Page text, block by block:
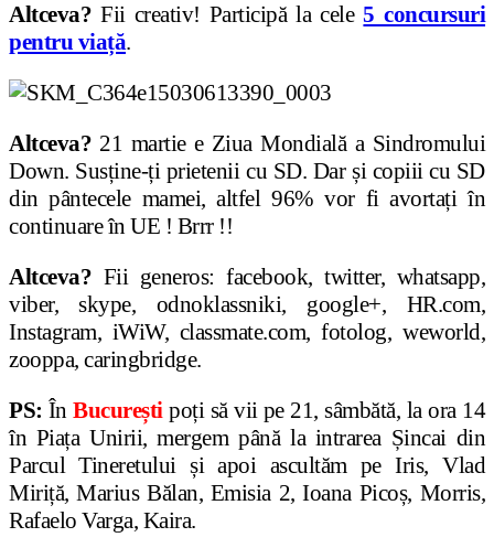
Altceva? Fii creativ! Participă la cele5 concursuri
pentru viață.
Altceva? 21 martie e Ziua Mondială a Sindromului
Down. Susține-ți prietenii cu SD. Dar și copiii cu SD
din pântecele mamei, altfel 96% vor fi avortați în
continuare în UE ! Brrr !!
Altceva? Fii generos: facebook, twitter, whatsapp,
viber, skype, odnoklassniki, google+, HR.com,
Instagram, iWiW, classmate.com, fotolog, weworld,
zooppa, caringbridge.
PS: În Bucureștipoți să vii pe 21, sâmbătă, la ora 14
în Piața Unirii, mergem până la intrarea Șincai din
Parcul Tineretului și apoi ascultăm pe Iris, Vlad
Miriță, Marius Bălan, Emisia 2, Ioana Picoș, Morris,
Rafaelo Varga, Kaira.